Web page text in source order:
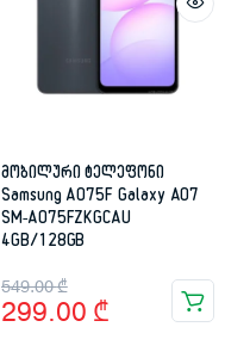
მობილური ტელეფონი
Samsung A075F Galaxy A07
SM-A075FZKGCAU
4GB/128GB
549.00₾
Original
price
299.00 ₾
Current
price